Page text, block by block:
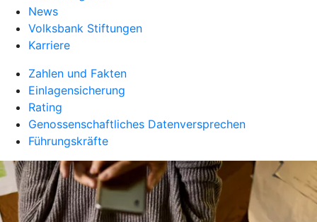
News
Volksbank Stiftungen
Karriere
Zahlen und Fakten
Einlagensicherung
Rating
Genossenschaftliches Datenversprechen
Führungskräfte